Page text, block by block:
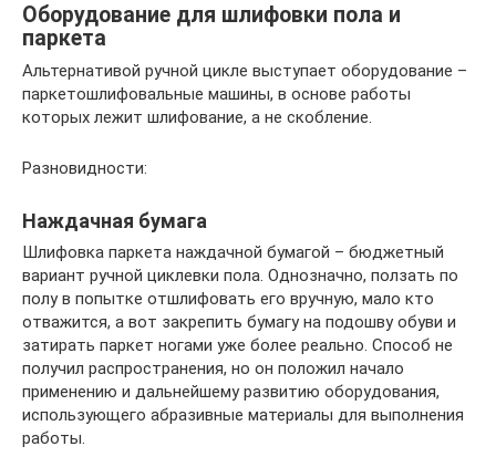
Оборудование для шлифовки пола и
паркета
Альтернативой ручной цикле выступает оборудование –
паркетошлифовальные машины, в основе работы
которых лежит шлифование, а не скобление.
Разновидности:
Наждачная бумага
Шлифовка паркета наждачной бумагой – бюджетный
вариант ручной циклевки пола. Однозначно, ползать по
полу в попытке отшлифовать его вручную, мало кто
отважится, а вот закрепить бумагу на подошву обуви и
затирать паркет ногами уже более реально. Способ не
получил распространения, но он положил начало
применению и дальнейшему развитию оборудования,
использующего абразивные материалы для выполнения
работы.